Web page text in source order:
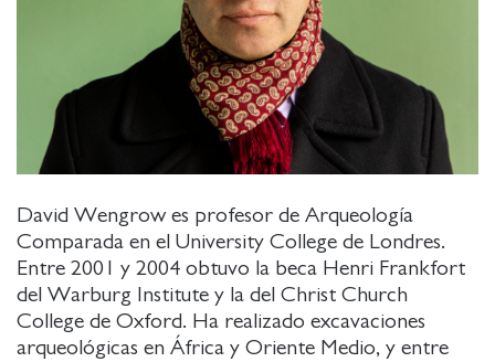
David Wengrow es profesor de Arqueología
Comparada en el University College de Londres.
Entre 2001 y 2004 obtuvo la beca Henri Frankfort
del Warburg Institute y la del Christ Church
College de Oxford. Ha realizado excavaciones
arqueológicas en África y Oriente Medio, y entre